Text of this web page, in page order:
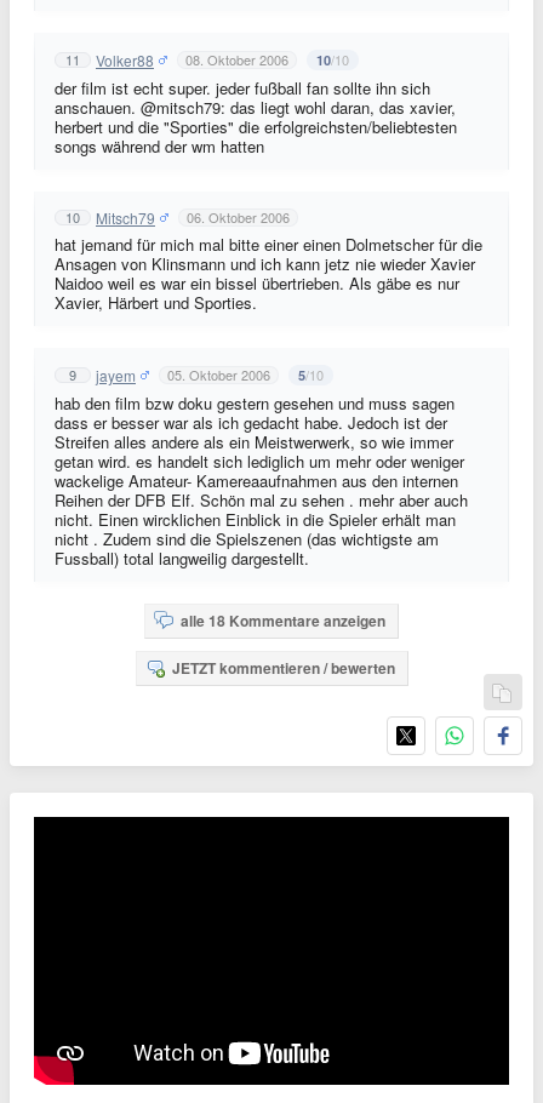
11 Volker88 08. Oktober 2006 10/10
der film ist echt super. jeder fußball fan sollte ihn sich
anschauen. @mitsch79: das liegt wohl daran, das xavier,
herbert und die "Sporties" die erfolgreichsten/beliebtesten
songs während der wm hatten
10 Mitsch79 06. Oktober 2006
hat jemand für mich mal bitte einer einen Dolmetscher für die
Ansagen von Klinsmann und ich kann jetz nie wieder Xavier
Naidoo weil es war ein bissel übertrieben. Als gäbe es nur
Xavier, Härbert und Sporties.
9 jayem 05. Oktober 2006 5/10
hab den film bzw doku gestern gesehen und muss sagen
dass er besser war als ich gedacht habe. Jedoch ist der
Streifen alles andere als ein Meistwerwerk, so wie immer
getan wird. es handelt sich lediglich um mehr oder weniger
wackelige Amateur- Kamereaaufnahmen aus den internen
Reihen der DFB Elf. Schön mal zu sehen . mehr aber auch
nicht. Einen wircklichen Einblick in die Spieler erhält man
nicht . Zudem sind die Spielszenen (das wichtigste am
Fussball) total langweilig dargestellt.
alle 18 Kommentare anzeigen
JETZT kommentieren / bewerten